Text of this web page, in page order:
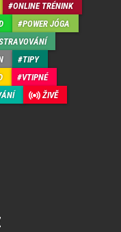
ONLINE TRÉNINK
POWER JÓGA
TIPY
VTIPNÉ
ŽIVĚ